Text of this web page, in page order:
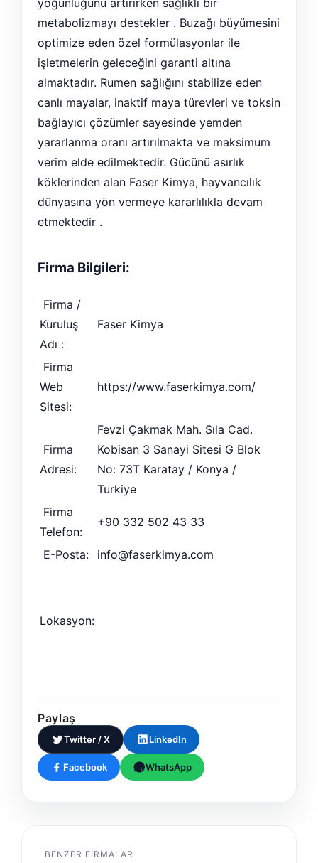
yoğunluğunu artırırken sağlıklı bir
metabolizmayı destekler . Buzağı büyümesini
optimize eden özel formülasyonlar ile
işletmelerin geleceğini garanti altına
almaktadır. Rumen sağlığını stabilize eden
canlı mayalar, inaktif maya türevleri ve toksin
bağlayıcı çözümler sayesinde yemden
yararlanma oranı artırılmakta ve maksimum
verim elde edilmektedir. Gücünü asırlık
köklerinden alan Faser Kimya, hayvancılık
dünyasına yön vermeye kararlılıkla devam
etmektedir .
Firma Bilgileri:
Firma /
Kuruluş
Adı :
Faser Kimya
Firma
Web
Sitesi:
https://www.faserkimya.com/
Firma
Adresi:
Fevzi Çakmak Mah. Sıla Cad.
Kobisan 3 Sanayi Sitesi G Blok
No: 73T Karatay / Konya /
Turkiye
Firma
Telefon:
+90 332 502 43 33
E-Posta: info@faserkimya.com
Lokasyon:
Paylaş
Twitter / X LinkedIn
Facebook WhatsApp
BENZER FIRMALAR